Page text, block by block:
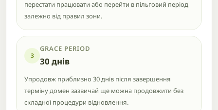
перестати працювати або перейти в пільговий період
залежно від правил зони.
3
GRACE PERIOD
30 днів
Упродовж приблизно 30 днів після завершення
терміну домен зазвичай ще можна продовжити без
складної процедури відновлення.